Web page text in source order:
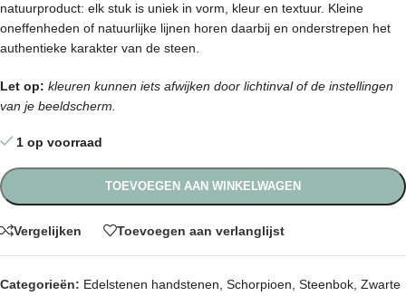
natuurproduct: elk stuk is uniek in vorm, kleur en textuur. Kleine
oneffenheden of natuurlijke lijnen horen daarbij en onderstrepen het
authentieke karakter van de steen.
Let op: kleuren kunnen iets afwijken door lichtinval of de instellingen
van je beeldscherm.
1 op voorraad
TOEVOEGEN AAN WINKELWAGEN
Vergelijken Toevoegen aan verlanglijst
Categorieën: Edelstenen handstenen, Schorpioen, Steenbok, Zwarte